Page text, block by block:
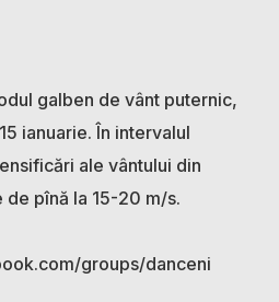
galben de vânt puternic,
ianuarie. În intervalul
ale vântului din
pînă la 15-20 m/s.
groups/danceni